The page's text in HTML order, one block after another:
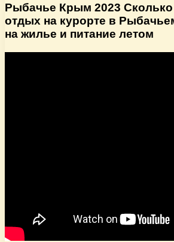
Рыбачье Крым 2023 Сколько
отдых на курорте в
на жилье и питание летом